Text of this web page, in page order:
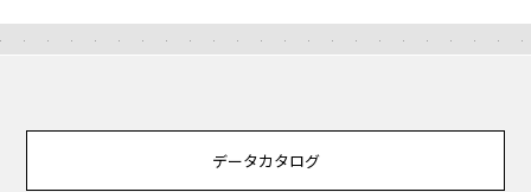
データカタログ